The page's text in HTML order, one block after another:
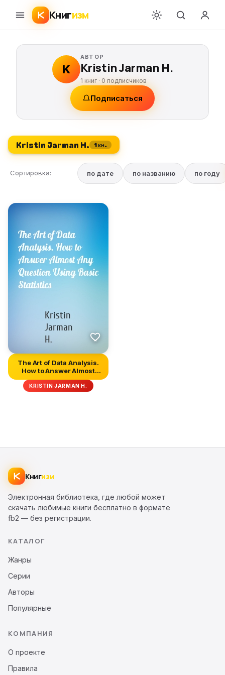
Книгизм
K
АВТОР
Kristin Jarman H.
1 книг · 0 подписчиков
Подписаться
Kristin Jarman H. 1 кн.
Сортировка: по дате по названию по году
The Art of Data Analysis.
How to Answer Almost
Any...
KRISTIN JARMAN H.
Книгизм
Электронная библиотека, где любой может
скачать любимые книги бесплатно в формате
fb2 — без регистрации.
КАТАЛОГ
Жанры
Серии
Авторы
Популярные
КОМПАНИЯ
О проекте
Правила